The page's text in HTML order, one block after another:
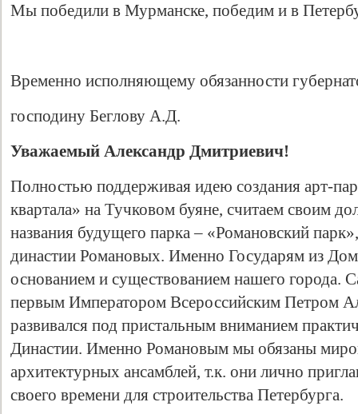
Мы победили в Мурманске, победим и в
Временно исполняющему обязанности
господину Беглову А.Д.
Уважаемый Александр Дмитриевич!
Полностью поддерживая идею создания арт-
квартала» на Тучковом буяне, считаем своим
названия будущего парка – «Романовский
династии Романовых. Именно Государям из
основанием и существованием нашего города.
первым Императором Всероссийским Петром
развивался под пристальным вниманием
Династии. Именно Романовым мы обязаны
архитектурных ансамблей, т.к. они лично
своего времени для строительства Петербурга.